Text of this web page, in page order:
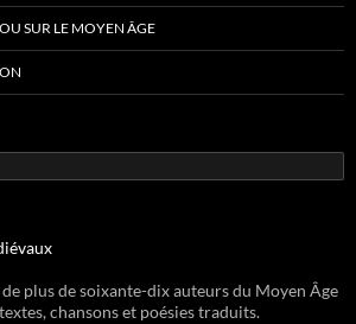
SUR LE MOYEN ÂGE
plus de soixante-dix auteurs du Moyen Âge
chansons et poésies traduits.